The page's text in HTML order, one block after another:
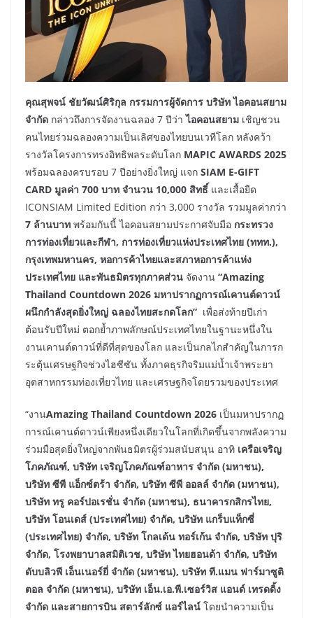
คุณสุพจน์ ชัยวัฒน์ศิริกุล กรรมการผู้จัดการ บริษัท ไอคอนสยาม
จำกัด กล่าวถึงการจัดงานฉลอง 7 ปีว่าไอคอนสยาม เชิญชวน
คนไทยร่วมฉลองความเป็นเลิศของไทยบนเวทีโลก หลังคว้า
รางวัลโครงการทรงอิทธิพลระดับโลก MAPIC AWARDS 2025
พร้อมฉลองครบรอบ 7 ปีอย่างยิ่งใหญ่ แจก SIAM E-GIFT
CARD มูลค่า 700 บาท จำนวน 10,000 สิทธิ์ และเสื้อยืด
ICONSIAM Limited Edition กว่า 3,000 รางวัล รวมมูลค่ากว่า
7 ล้านบาท พร้อมกันนี้ ไอคอนสยามประกาศจับมือ กระทรวง
การท่องเที่ยวและกีฬา, การท่องเที่ยวแห่งประเทศไทย (ททท.),
กรุงเทพมหานคร, หอการค้าไทยและสภาหอการค้าแห่ง
ประเทศไทย และพันธมิตรทุกภาคส่วน จัดงาน “Amazing
Thailand Countdown 2026 มหาปรากฏการณ์เคานต์ดาวน์
ผนึกกำลังสุดยิ่งใหญ่ ฉลองไทยสะกดโลก” เพื่อส่งท้ายปีเก่า
ต้อนรับปีใหม่ ตอกย้ำภาพลักษณ์ประเทศไทยในฐานะหนึ่งใน
งานเคานต์ดาวน์ที่ดีที่สุดของโลก และเป็นกลไกสำคัญในการก
ระตุ้นเศรษฐกิจช่วงไฮซีซัน ทั้งภาคธุรกิจริมแม่น้ำเจ้าพระยา
อุตสาหกรรมท่องเที่ยวไทย และเศรษฐกิจโดยรวมของประเทศ
“งานAmazing Thailand Countdown 2026 เป็นมหาปรากฏ
การณ์เคานต์ดาวน์เพียงหนึ่งเดียวในโลกที่เกิดขึ้นจากพลังความ
ร่วมมือสุดยิ่งใหญ่จากพันธมิตรผู้ร่วมสนับสนุน อาทิ เครือเจริญ
โภคภัณฑ์, บริษัท เจริญโภคภัณฑ์อาหาร จำกัด (มหาชน),
บริษัท ซีพี แอ็กซ์ตร้า จำกัด, บริษัท ซีพี ออลล์ จำกัด (มหาชน),
บริษัท ทรู คอร์ปอเรชั่น จำกัด (มหาชน), ธนาคารกสิกรไทย,
บริษัท โอนเดส์ (ประเทศไทย) จำกัด, บริษัท แกร็บแท็กซี่
(ประเทศไทย) จำกัด, บริษัท โกลเด้น ทอร์เก้น จำกัด, บริษัท ปุริ
จำกัด, โรงพยาบาลสมิติเวช, บริษัท ไทยฮอนด้า จำกัด, บริษัท
ดับบลิวพี เอ็นเนอร์ยี่ จำกัด (มหาชน), บริษัท ที.แมน ฟาร์มาซูติ
ตอล จำกัด (มหาชน), บริษัท เอ็น.เอ.พี.เซอร์วิส แอนด์ เทรดดิ้ง
จำกัด และสายการบิน สตาร์ลักซ์ แอร์ไลน์ โดยนำความเป็น